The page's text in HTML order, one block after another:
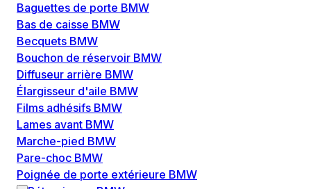
Baguettes de porte BMW
Bas de caisse BMW
Becquets BMW
Bouchon de réservoir BMW
Diffuseur arrière BMW
Élargisseur d'aile BMW
Films adhésifs BMW
Lames avant BMW
Marche-pied BMW
Pare-choc BMW
Poignée de porte extérieure BMW